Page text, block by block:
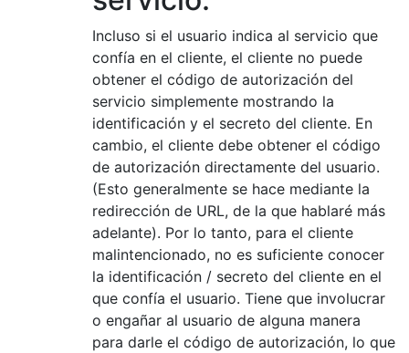
Incluso si el usuario indica al servicio que
confía en el cliente, el cliente no puede
obtener el código de autorización del
servicio simplemente mostrando la
identificación y el secreto del cliente. En
cambio, el cliente debe obtener el código
de autorización directamente del usuario.
(Esto generalmente se hace mediante la
redirección de URL, de la que hablaré más
adelante). Por lo tanto, para el cliente
malintencionado, no es suficiente conocer
la identificación / secreto del cliente en el
que confía el usuario. Tiene que involucrar
o engañar al usuario de alguna manera
para darle el código de autorización, lo que